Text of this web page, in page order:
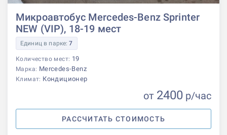
Микроавтобус Mercedes-Benz Sprinter
NEW (VIP), 18-19 мест
Единиц в парке:7
Количество мест: 19
Марка: Mercedes-Benz
Климат: Кондиционер
от 2400 р/час
РАССЧИТАТЬ СТОИМОСТЬ